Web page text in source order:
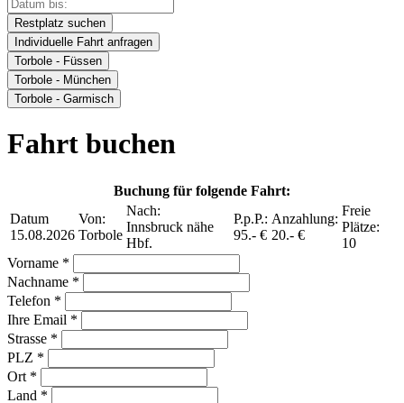
Restplatz suchen
Individuelle Fahrt anfragen
Torbole - Füssen
Torbole - München
Torbole - Garmisch
Fahrt buchen
Buchung für folgende Fahrt:
Datum
15.08.2026
Von:
Torbole
Nach:
Innsbruck nähe
Hbf.
P.p.P.:
95.- €
Anzahlung:
20.- €
Freie
Plätze:
10
Vorname *
Nachname *
Telefon *
Ihre Email *
Strasse *
PLZ *
Ort *
Land *